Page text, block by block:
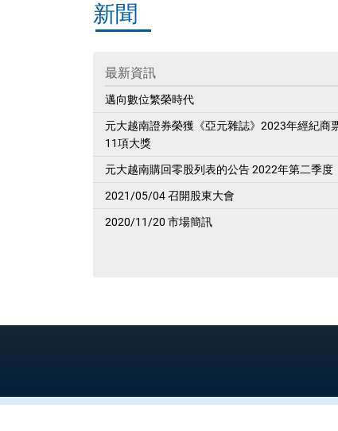
新聞
最新資訊
邁向數位繁榮時代
元大越南證券榮獲《亞元雜誌》2023年經紀商
11項大獎
元大越南購回零股列表的公告 2022年第二季度
2021/05/04 召開股東大會
2020/11/20 市場簡訊